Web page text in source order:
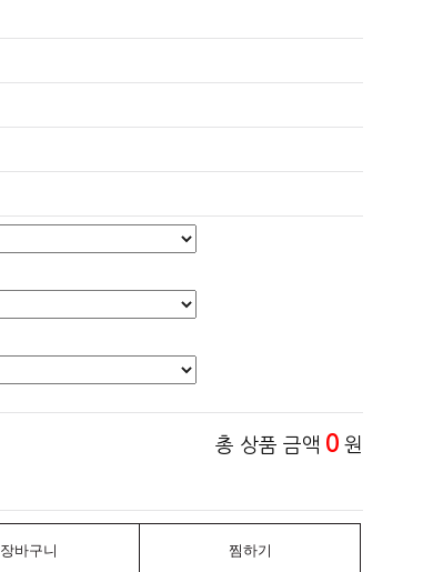
총 상품 금액 0 원
장바구니 찜하기